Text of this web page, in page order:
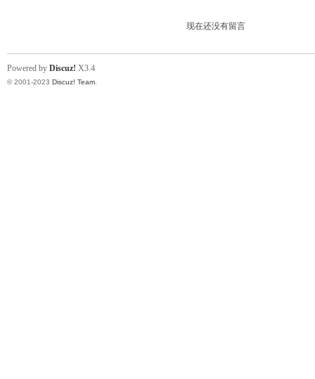
现在还没有留言
Powered by Discuz! X3.4
© 2001-2023 Discuz! Team